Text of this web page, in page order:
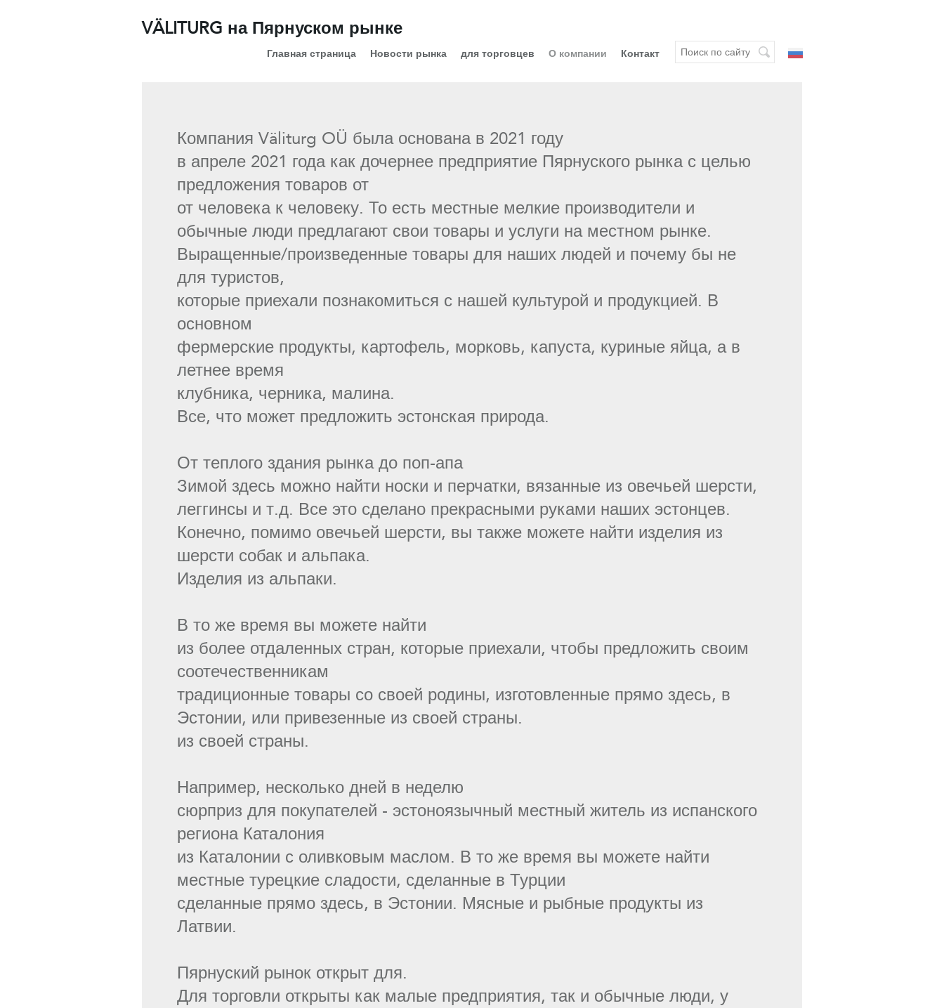
VÄLITURG на Пярнуском рынке
Главная страница Новости рынка для торговцев О компании Контакт
Компания Väliturg OÜ была основана в 2021 году
в апреле 2021 года как дочернее предприятие Пярнуского рынка с целью
предложения товаров от
от человека к человеку. То есть местные мелкие производители и
обычные люди предлагают свои товары и услуги на местном рынке.
Выращенные/произведенные товары для наших людей и почему бы не
для туристов,
которые приехали познакомиться с нашей культурой и продукцией. В
основном
фермерские продукты, картофель, морковь, капуста, куриные яйца, а в
летнее время
клубника, черника, малина.
Все, что может предложить эстонская природа.
От теплого здания рынка до поп-апа
Зимой здесь можно найти носки и перчатки, вязанные из овечьей шерсти,
леггинсы и т.д. Все это сделано прекрасными руками наших эстонцев.
Конечно, помимо овечьей шерсти, вы также можете найти изделия из
шерсти собак и альпака.
Изделия из альпаки.
В то же время вы можете найти
из более отдаленных стран, которые приехали, чтобы предложить своим
соотечественникам
традиционные товары со своей родины, изготовленные прямо здесь, в
Эстонии, или привезенные из своей страны.
из своей страны.
Например, несколько дней в неделю
сюрприз для покупателей - эстоноязычный местный житель из испанского
региона Каталония
из Каталонии с оливковым маслом. В то же время вы можете найти
местные турецкие сладости, сделанные в Турции
сделанные прямо здесь, в Эстонии. Мясные и рыбные продукты из
Латвии.
Пярнуский рынок открыт для.
Для торговли открыты как малые предприятия, так и обычные люди, у